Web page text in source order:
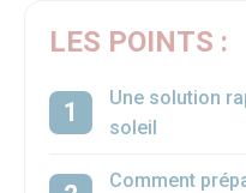
LES POINTS :
Une solution
soleil
Comment